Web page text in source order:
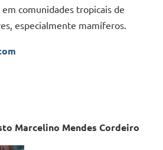
em comunidades tropicais de
especialmente mamíferos.
Marcelino Mendes Cordeiro